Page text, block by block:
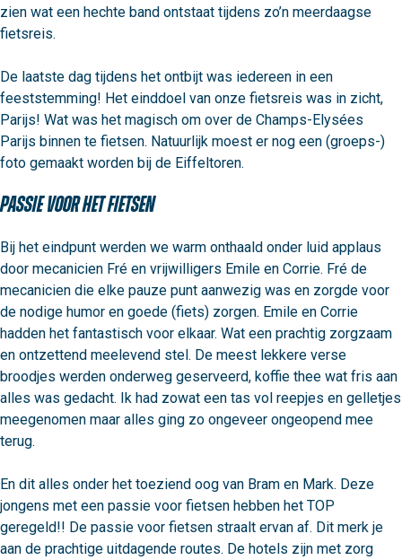
zien wat een hechte band ontstaat tijdens zo’n meerdaagse
fietsreis.
De laatste dag tijdens het ontbijt was iedereen in een
feeststemming! Het einddoel van onze fietsreis was in zicht,
Parijs! Wat was het magisch om over de Champs-Elysées
Parijs binnen te fietsen. Natuurlijk moest er nog een (groeps-)
foto gemaakt worden bij de Eiffeltoren.
Passie voor het fietsen
Bij het eindpunt werden we warm onthaald onder luid applaus
door mecanicien Fré en vrijwilligers Emile en Corrie. Fré de
mecanicien die elke pauze punt aanwezig was en zorgde voor
de nodige humor en goede (fiets) zorgen. Emile en Corrie
hadden het fantastisch voor elkaar. Wat een prachtig zorgzaam
en ontzettend meelevend stel. De meest lekkere verse
broodjes werden onderweg geserveerd, koffie thee wat fris aan
alles was gedacht. Ik had zowat een tas vol reepjes en gelletjes
meegenomen maar alles ging zo ongeveer ongeopend mee
terug.
En dit alles onder het toeziend oog van Bram en Mark. Deze
jongens met een passie voor fietsen hebben het TOP
geregeld!! De passie voor fietsen straalt ervan af. Dit merk je
aan de prachtige uitdagende routes. De hotels zijn met zorg